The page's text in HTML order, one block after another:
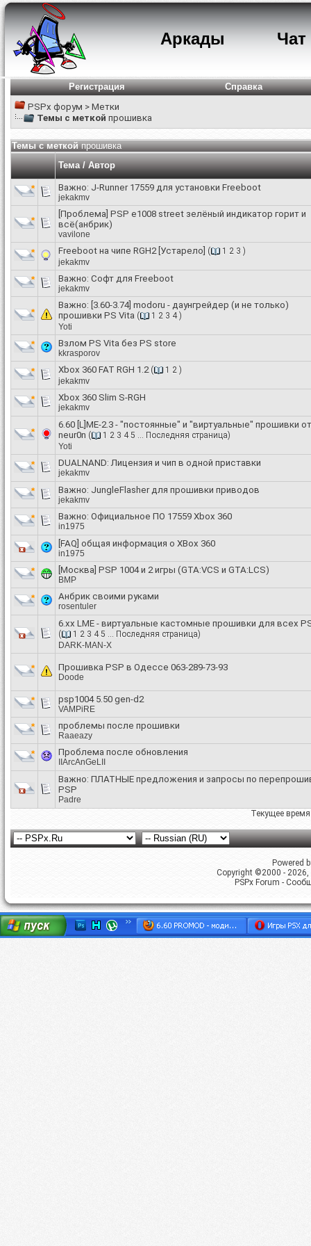
Аркады Чат
Регистрация
Справка
PSPx форум > Метки
Темы с меткой прошивка
Темы с меткойпрошивка
Тема / Автор
Важно: J-Runner 17559 для установки Freeboot
jekakmv
[Проблема] PSP e1008 street зелёный индикатор горит и
всё(анбрик)
vavilone
Freeboot на чипе RGH2 [Устарело] ( 1 2 3 )
jekakmv
Важно: Софт для Freeboot
jekakmv
Важно: [3.60-3.74] modoru - даунгрейдер (и не только)
прошивки PS Vita ( 1 2 3 4 )
Yoti
Взлом PS Vita без PS store
kkrasporov
Xbox 360 FAT RGH 1.2 ( 1 2 )
jekakmv
Xbox 360 Slim S-RGH
jekakmv
6.60 [L]ME-2.3 - "постоянные" и "виртуальные" прошивки от
neur0n ( 1 2 3 4 5 ... Последняя страница)
Yoti
DUALNAND: Лицензия и чип в одной приставки
jekakmv
Важно: JungleFlasher для прошивки приводов
jekakmv
Важно: Официальное ПО 17559 Xbox 360
in1975
[FAQ] общая информация о XBox 360
in1975
[Москва] PSP 1004 и 2 игры (GTA:VCS и GTA:LCS)
BMP
Анбрик своими руками
rosentuler
6.xx LME - виртуальные кастомные прошивки для всех
( 1 2 3 4 5 ... Последняя страница)
DARK-MAN-X
Прошивка PSP в Одессе 063-289-73-93
Doode
psp1004 5.50 gen-d2
VAMPiRE
проблемы после прошивки
Raaeazy
Проблема после обновления
IIArcAnGeLII
Важно: ПЛАТНЫЕ предложения и запросы по
PSP
Padre
Текущее
Powered
Copyright ©2000 -
PSPx Forum -